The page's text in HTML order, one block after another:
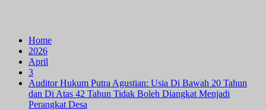
Home
2026
April
3
Auditor Hukum Putra Agustian: Usia Di Bawah 20 Tahun
dan Di Atas 42 Tahun Tidak Boleh Diangkat Menjadi
Perangkat Desa